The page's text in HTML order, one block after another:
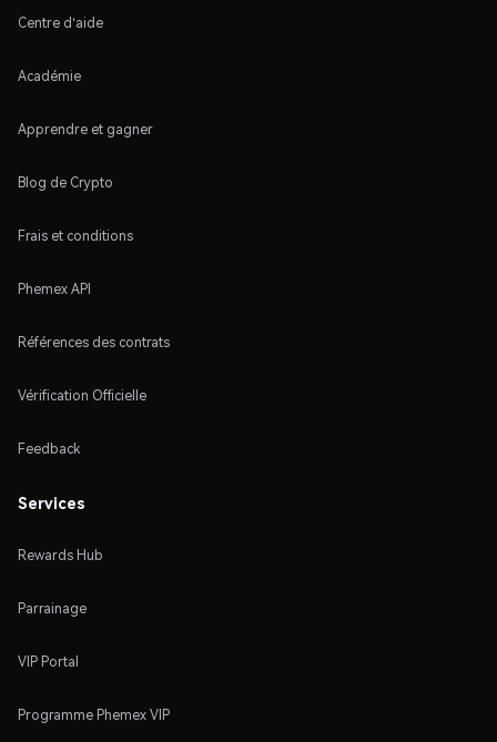
Centre d'aide
Académie
Apprendre et gagner
Blog de Crypto
Frais et conditions
Phemex API
Références des contrats
Vérification Officielle
Feedback
Services
Rewards Hub
Parrainage
VIP Portal
Programme Phemex VIP